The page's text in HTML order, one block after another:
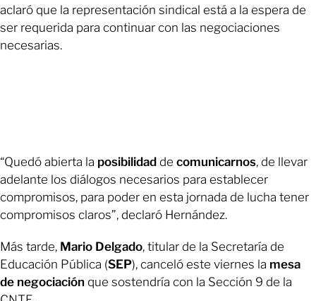
aclaró que la representación sindical está a la espera de
ser requerida para continuar con las negociaciones
necesarias.
“Quedó abierta la posibilidad de comunicarnos, de llevar
adelante los diálogos necesarios para establecer
compromisos, para poder en esta jornada de lucha tener
compromisos claros”, declaró Hernández.
Más tarde, Mario Delgado, titular de la Secretaría de
Educación Pública (SEP), canceló este viernes la mesa
de negociación que sostendría con la Sección 9 de la